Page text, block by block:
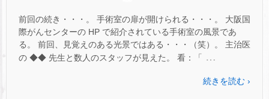
前回の続き・・・。 手術室の扉が開けられる・・・。 大阪国
際がんセンターの HP で紹介されている手術室の風景であ
る。 前回、見覚えのある光景ではある・・・（笑）。 主治医
の ◆◆ 先生と数人のスタッフが見えた。 看：「
…
続きを読む ›